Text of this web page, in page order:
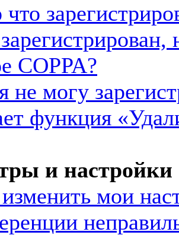
что
COPPA?
не могу
функция
и настройки
мои